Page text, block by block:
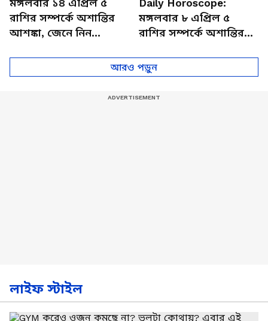
মঙ্গলবার ১৪ এপ্রিল ৫
রাশির সম্পর্কে অশান্তির
আশঙ্কা, জেনে নিন
Daily Horoscope:
মঙ্গলবার ৮ এপ্রিল ৫
রাশির সম্পর্কে অশান্তির
আজকের রাশিফল
আরও পড়ুন
লাইফ স্টাইল